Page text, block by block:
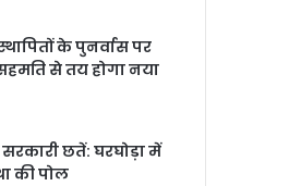
के पुनर्वास पर
से तय होगा नया
छतें: घरघोड़ा में
की पोल